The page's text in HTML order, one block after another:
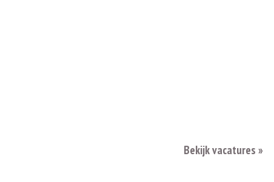
Bekijk vacatures »